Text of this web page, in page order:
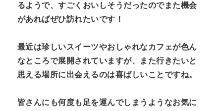
るようで、すごくおいしそうだったのでまた機会
があればぜひ訪れたいです！
最近は珍しいスイーツやおしゃれなカフェが色ん
なところで展開されていますが、また行きたいと
思える場所に出会えるのは喜ばしいことですね。
皆さんにも何度も足を運んでしまうようなお気に